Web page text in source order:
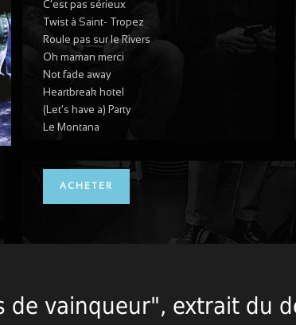
C’est pas sérieux
Twist à Saint- Tropez
Roule pas sur le Rivers
Oh maman merci
Not fade away
Heartbreak hotel
(Let’s have a) Party
Le Montana
ACHETER
de vainqueur", extrait du